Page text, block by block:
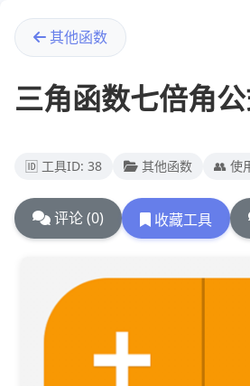
其他函数
三角函数七倍角
🆔 工具ID: 38 其他函数 👥 使
评论 (0) 收藏工具